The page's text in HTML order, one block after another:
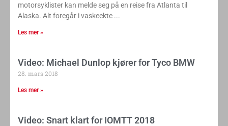
motorsyklister kan melde seg på en reise fra Atlanta til
Alaska. Alt foregår i vaskeekte
Les mer »
Video: Michael Dunlop kjører for Tyco BMW
28. mars 2018
Les mer »
Video: Snart klart for IOMTT 2018